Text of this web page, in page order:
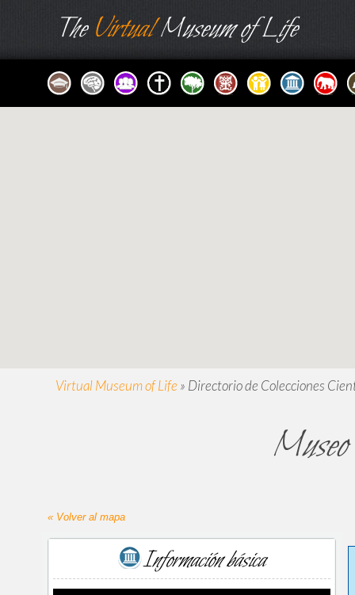
TheVirtualMuseum of Life
Virtual Museum of Life » Directorio de Colecciones
« Volver al mapa
Información básica